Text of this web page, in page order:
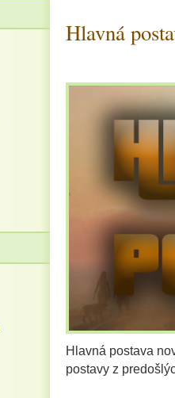
Hlavná
Hlavná postava
postavy z